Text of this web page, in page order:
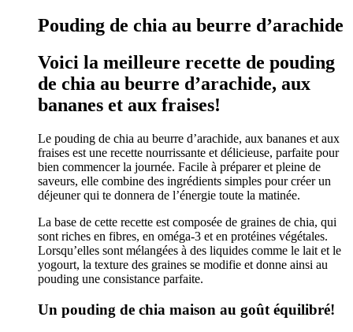
Pouding de chia au beurre d’arachide
Voici la meilleure recette de pouding
de chia au beurre d’arachide, aux
bananes et aux fraises!
Le pouding de chia au beurre d’arachide, aux bananes et aux
fraises est une recette nourrissante et délicieuse, parfaite pour
bien commencer la journée. Facile à préparer et pleine de
saveurs, elle combine des ingrédients simples pour créer un
déjeuner qui te donnera de l’énergie toute la matinée.
La base de cette recette est composée de graines de chia, qui
sont riches en fibres, en oméga-3 et en protéines végétales.
Lorsqu’elles sont mélangées à des liquides comme le lait et le
yogourt, la texture des graines se modifie et donne ainsi au
pouding une consistance parfaite.
Un pouding de chia maison au goût équilibré!